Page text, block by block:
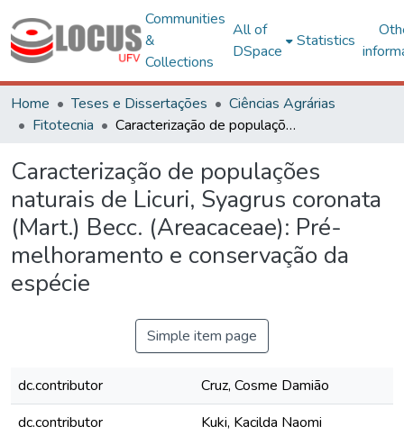
Communities
&
Collections
All of
DSpace
Statistics
Home Teses e Dissertações
Ciências Agrárias
Fitotecnia
Caracterização de populações naturais de Licuri, Syagrus coronata (Mart.) Becc. (Areacaceae): Pré-melhoramento e conservação da espécie
Caracterização de populações
naturais de Licuri, Syagrus coronata
(Mart.) Becc. (Areacaceae): Pré-
melhoramento e conservação da
espécie
Simple item page
dc.contributor
Cruz, Cosme Damião
dc.contributor
Kuki, Kacilda Naomi